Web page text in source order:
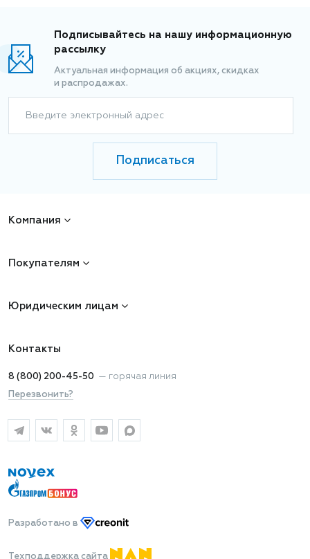
Подписывайтесь на нашу информационную
рассылку
Актуальная информация об акциях, скидках
и распродажах.
Введите электронный адрес
Подписаться
Компания
Покупателям
Юридическим лицам
Контакты
8 (800) 200-45-50 — горячая линия
Перезвонить?
Разработано в
Техподдержка сайта